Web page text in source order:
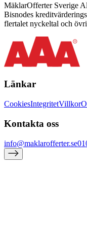
MäklarOfferter Sverige
Bisnodes
flertalet nyckeltal och
Länkar
CookiesIntegritetVillkor
Kontakta oss
info@maklarofferter.se